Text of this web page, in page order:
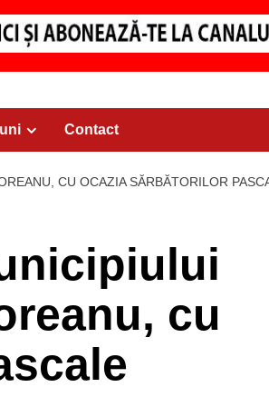
Contact
CU OCAZIA SĂRBĂTORILOR
cu